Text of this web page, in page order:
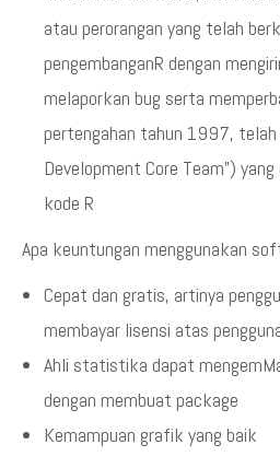
atau perorangan yang telah
pengembanganR dengan
melaporkan bug serta
pertengahan tahun 1997, telah
Development Core Team”)
kode R
Apa keuntungan menggunakan
Cepat dan gratis, artinya
membayar lisensi atas
Ahli statistika dapat
dengan membuat package
Kemampuan grafik yang baik